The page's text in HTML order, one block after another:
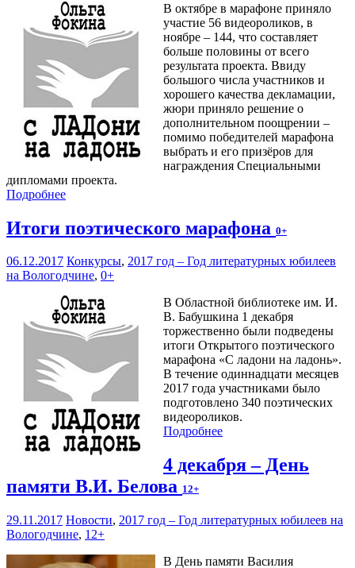
В октябре в марафоне приняло
участие 56 видеороликов, в
ноябре – 144, что составляет
больше половины от всего
результата проекта. Ввиду
большого числа участников и
хорошего качества декламации,
жюри приняло решение о
дополнительном поощрении –
помимо победителей марафона
выбрать и его призёров для
награждения Специальными
дипломами проекта.
Подробнее
Итоги поэтического марафона 0+
06.12.2017 Конкурсы, 2017 год – Год литературных юбилеев
на Вологодчине, 0+
В Областной библиотеке им. И.
В. Бабушкина 1 декабря
торжественно были подведены
итоги Открытого поэтического
марафона «С ладони на ладонь».
В течение одиннадцати месяцев
2017 года участниками было
подготовлено 340 поэтических
видеороликов.
Подробнее
4 декабря – День
памяти В.И. Белова 12+
29.11.2017 Новости, 2017 год – Год литературных юбилеев на
Вологодчине, 12+
В День памяти Василия